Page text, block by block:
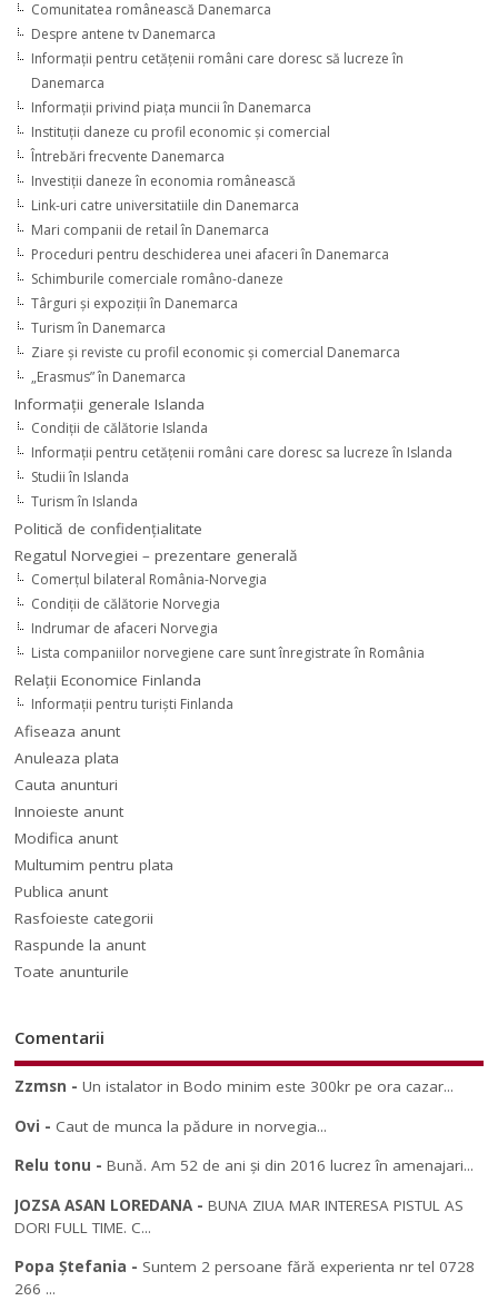
Comunitatea românească Danemarca
Despre antene tv Danemarca
Informaţii pentru cetăţenii români care doresc să lucreze în
Danemarca
Informaţii privind piaţa muncii în Danemarca
Instituţii daneze cu profil economic şi comercial
Întrebări frecvente Danemarca
Investiţii daneze în economia românească
Link-uri catre universitatiile din Danemarca
Mari companii de retail în Danemarca
Proceduri pentru deschiderea unei afaceri în Danemarca
Schimburile comerciale româno-daneze
Târguri şi expoziţii în Danemarca
Turism în Danemarca
Ziare şi reviste cu profil economic şi comercial Danemarca
„Erasmus” în Danemarca
Informaţii generale Islanda
Condiţii de călătorie Islanda
Informaţii pentru cetăţenii români care doresc sa lucreze în Islanda
Studii în Islanda
Turism în Islanda
Politică de confidențialitate
Regatul Norvegiei – prezentare generală
Comerţul bilateral România-Norvegia
Condiții de călătorie Norvegia
Indrumar de afaceri Norvegia
Lista companiilor norvegiene care sunt înregistrate în România
Relaţii Economice Finlanda
Informaţii pentru turişti Finlanda
Afiseaza anunt
Anuleaza plata
Cauta anunturi
Innoieste anunt
Modifica anunt
Multumim pentru plata
Publica anunt
Rasfoieste categorii
Raspunde la anunt
Toate anunturile
Comentarii
Zzmsn -Un istalator in Bodo minim este 300kr pe ora cazar...
Ovi - Caut de munca la pădure in norvegia...
Relu tonu -Bună. Am 52 de ani și din 2016 lucrez în amenajari...
JOZSA ASAN LOREDANA-BUNA ZIUA MAR INTERESA PISTUL AS
DORI FULL TIME. C...
Popa Ștefania - Suntem 2 persoane fără experienta nr tel 0728
266 ...